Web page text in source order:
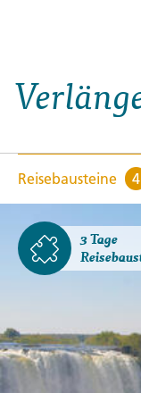
Reisebausteine 4
3 Tage